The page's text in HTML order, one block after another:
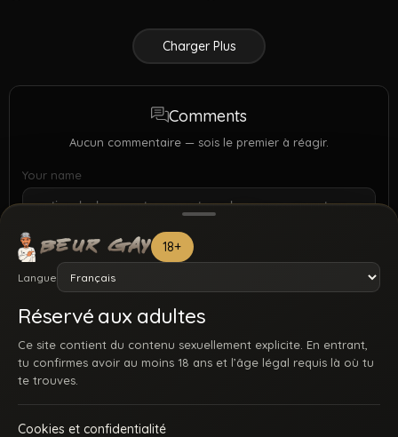
18+
Langue
Réservé aux adultes
Ce site contient du contenu sexuellement explicite. En entrant,
tu confirmes avoir au moins 18 ans et l’âge légal requis là où tu
te trouves.
Cookies et confidentialité
Charger Plus
Comments
Aucun commentaire — sois le premier à réagir.
Your name